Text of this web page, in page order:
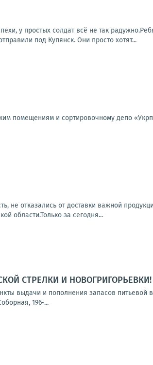
у простых солдат всё не так
под Купянск. Они просто хотят...
помещениям и сортировочному депо
не отказались от доставки важной
области.Только за сегодня...
СТРЕЛКИ И НОВОГРИГОРЬЕВКИ!
выдачи и пополнения запасов питьевой
196•...